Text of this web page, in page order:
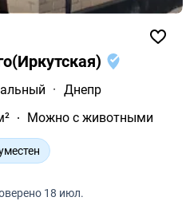
· Днепр
Можно с животными
18 июл.